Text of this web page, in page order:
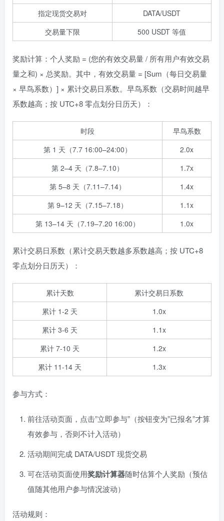
指定现货交易对
DATA/USDT
交易量下限
500 USDT 等值
奖励计算：个人奖励 = (您的有效交易量 / 所有用户有效交易
量之和) × 总奖励。其中，有效交易量 = [Sum（每日交易量
× 早鸟系数）] × 累计交易日系数。早鸟系数（交易时间越早
系数越高；按 UTC+8 零点划分日历天）：
时段
早鸟系数
第 1 天（7.7 16:00–24:00）
2.0x
第 2–4 天（7.8–7.10）
1.7x
第 5–8 天（7.11–7.14）
1.4x
第 9–12 天（7.15–7.18）
1.1x
第 13–14 天（7.19–7.20 16:00）
1.0x
累计交易日系数（累计交易天数越多系数越高；按 UTC+8
零点划分日历天）：
累计天数
累计交易日系数
累计 1-2 天
1.0x
累计 3-6 天
1.1x
累计 7-10 天
1.2x
累计 11-14 天
1.3x
参与方式：
前往活动页面，点击”立即参与”（按钮变为”已报名”才算
有效参与，否则不计入活动）
活动期间完成 DATA/USDT 现货交易
可在活动页面使用奖励计算器随时估算个人奖励（预估
值随其他用户参与情况波动）
活动规则：